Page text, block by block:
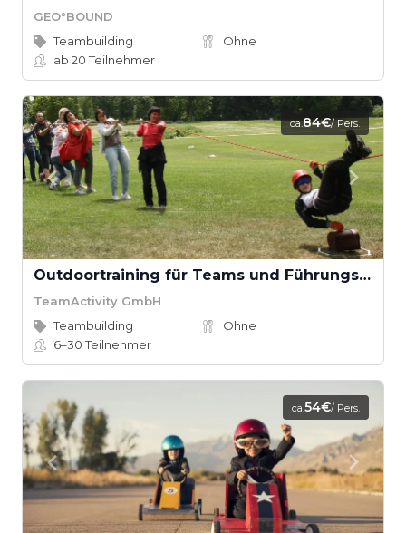
GEO°BOUND
Teambuilding
Ohne
ab 20Teilnehmer
ca.84€/ Pers.
Outdoortraining für Teams und Führungskräfte
TeamActivity GmbH
Teambuilding
Ohne
6–30Teilnehmer
ca.54€/ Pers.